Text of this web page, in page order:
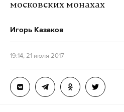
московских монахах
Игорь Казаков
19:14, 21 июля 2017